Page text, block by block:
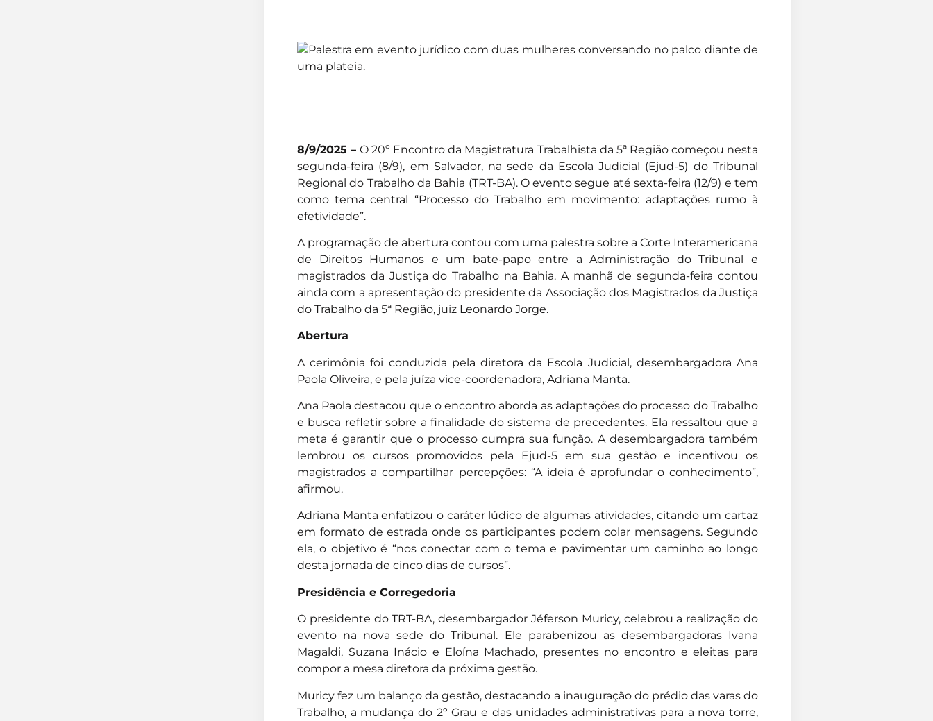
8/9/2025 –O 20º Encontro da Magistratura Trabalhista da 5ª Região começou nesta
segunda-feira (8/9), em Salvador, na sede da Escola Judicial (Ejud-5) do Tribunal
Regional do Trabalho da Bahia (TRT-BA). O evento segue até sexta-feira (12/9) e tem
como tema central “Processo do Trabalho em movimento: adaptações rumo à
efetividade”.
A programação de abertura contou com uma palestra sobre a Corte Interamericana
de Direitos Humanos e um bate-papo entre a Administração do Tribunal e
magistrados da Justiça do Trabalho na Bahia. A manhã de segunda-feira contou
ainda com a apresentação do presidente da Associação dos Magistrados da Justiça
do Trabalho da 5ª Região, juiz Leonardo Jorge.
Abertura
A cerimônia foi conduzida pela diretora da Escola Judicial, desembargadora Ana
Paola Oliveira, e pela juíza vice-coordenadora, Adriana Manta.
Ana Paola destacou que o encontro aborda as adaptações do processo do Trabalho
e busca refletir sobre a finalidade do sistema de precedentes. Ela ressaltou que a
meta é garantir que o processo cumpra sua função. A desembargadora também
lembrou os cursos promovidos pela Ejud-5 em sua gestão e incentivou os
magistrados a compartilhar percepções: “A ideia é aprofundar o conhecimento”,
afirmou.
Adriana Manta enfatizou o caráter lúdico de algumas atividades, citando um cartaz
em formato de estrada onde os participantes podem colar mensagens. Segundo
ela, o objetivo é “nos conectar com o tema e pavimentar um caminho ao longo
desta jornada de cinco dias de cursos”.
Presidência e Corregedoria
O presidente do TRT-BA, desembargador Jéferson Muricy, celebrou a realização do
evento na nova sede do Tribunal. Ele parabenizou as desembargadoras Ivana
Magaldi, Suzana Inácio e Eloína Machado, presentes no encontro e eleitas para
compor a mesa diretora da próxima gestão.
Muricy fez um balanço da gestão, destacando a inauguração do prédio das varas do
Trabalho, a mudança do 2º Grau e das unidades administrativas para a nova torre,